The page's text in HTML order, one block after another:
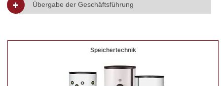
Übergabe der Geschäftsführung
Speichertechnik